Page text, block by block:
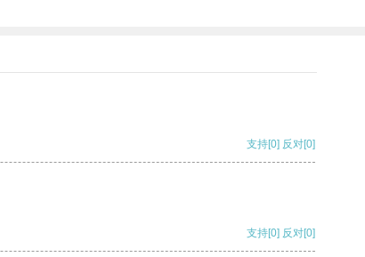
支持[0] 反对[0]
支持[0] 反对[0]